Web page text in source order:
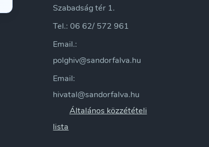
Szabadság tér 1.
Tel.: 06 62/ 572 961
Email.:
polghiv@sandorfalva.hu
Email:
hivatal@sandorfalva.hu
Általános közzétételi
lista